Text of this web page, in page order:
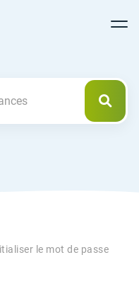
le mot de passe